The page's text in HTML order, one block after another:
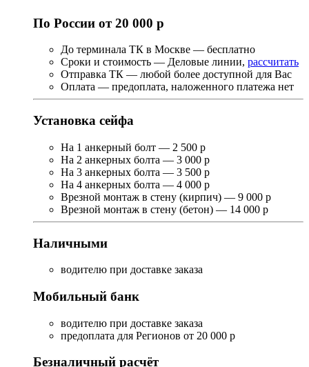
По России от 20 000 р
До терминала ТК в Москве — бесплатно
Сроки и стоимость — Деловые линии, рассчитать
Отправка ТК — любой более доступной для Вас
Оплата — предоплата, наложенного платежа нет
Установка сейфа
На 1 анкерный болт — 2 500 р
На 2 анкерных болта — 3 000 р
На 3 анкерных болта — 3 500 р
На 4 анкерных болта — 4 000 р
Врезной монтаж в стену (кирпич) — 9 000 р
Врезной монтаж в стену (бетон) — 14 000 р
Наличными
водителю при доставке заказа
Мобильный банк
водителю при доставке заказа
предоплата для Регионов от 20 000 р
Безналичный расчёт